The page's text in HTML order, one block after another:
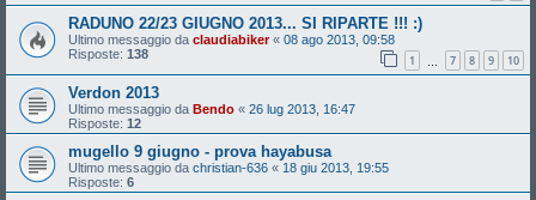
RADUNO 22/23 GIUGNO 2013... SI RIPARTE !!! :)
Ultimo messaggio da claudiabiker« 08 ago 2013, 09:58
Risposte: 138 1 7 8 9 10
Verdon 2013
Ultimo messaggio da Bendo « 26 lug 2013, 16:47
Risposte: 12
mugello 9 giugno - prova hayabusa
Ultimo messaggio da christian-636 « 18 giu 2013, 19:55
Risposte: 6